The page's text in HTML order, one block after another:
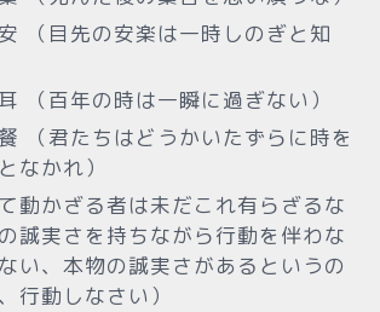
（目先の安楽は一時しのぎと知
（百年の時は一瞬に過ぎない）
（君たちはどうかいたずらに時を
なかれ）
動かざる者は未だこれ有らざるな
誠実さを持ちながら行動を伴わな
い、本物の誠実さがあるというの
行動しなさい）